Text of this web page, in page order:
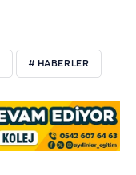
# HABERLER